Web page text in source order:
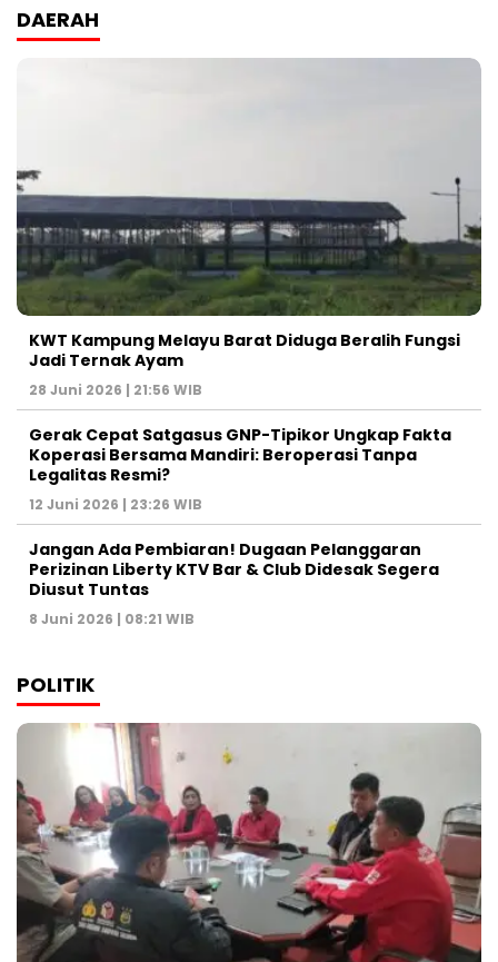
DAERAH
KWT Kampung Melayu Barat Diduga Beralih Fungsi
Jadi Ternak Ayam
28 Juni 2026 | 21:56 WIB
Gerak Cepat Satgasus GNP-Tipikor Ungkap Fakta
Koperasi Bersama Mandiri: Beroperasi Tanpa
Legalitas Resmi?
12 Juni 2026 | 23:26 WIB
Jangan Ada Pembiaran! Dugaan Pelanggaran
Perizinan Liberty KTV Bar & Club Didesak Segera
Diusut Tuntas
8 Juni 2026 | 08:21 WIB
POLITIK